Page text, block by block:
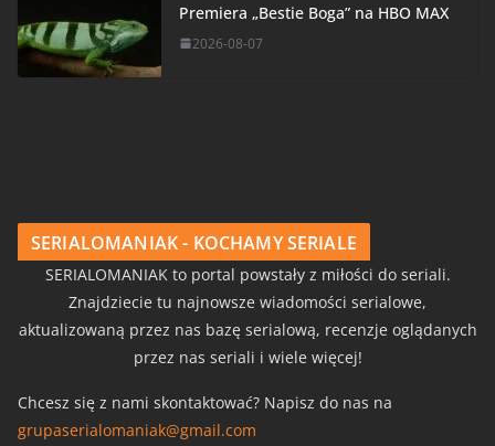
Premiera „Bestie Boga” na HBO MAX
2026-08-07
SERIALOMANIAK - KOCHAMY SERIALE
SERIALOMANIAK to portal powstały z miłości do seriali.
Znajdziecie tu najnowsze wiadomości serialowe,
aktualizowaną przez nas bazę serialową, recenzje oglądanych
przez nas seriali i wiele więcej!
Chcesz się z nami skontaktować? Napisz do nas na
grupaserialomaniak@gmail.com